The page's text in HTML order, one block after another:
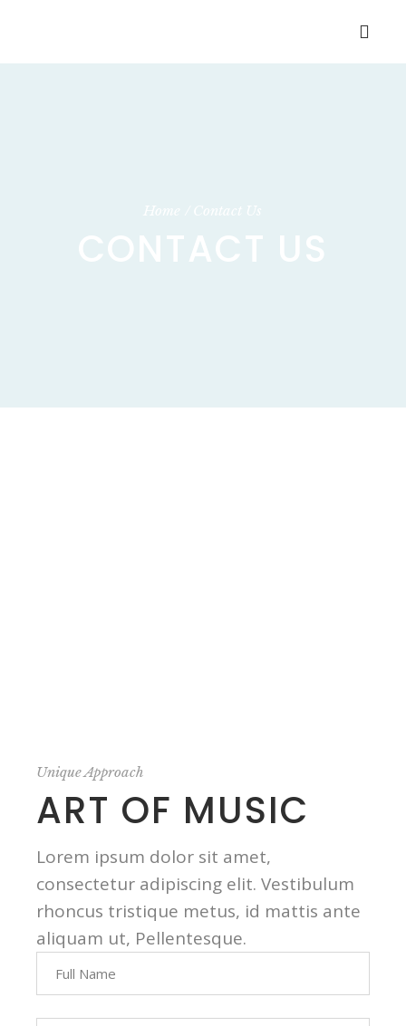
Home Contact Us
CONTACT US
Unique Approach
ART OF MUSIC
Lorem ipsum dolor sit amet,
consectetur adipiscing elit. Vestibulum
rhoncus tristique metus, id mattis ante
aliquam ut, Pellentesque.